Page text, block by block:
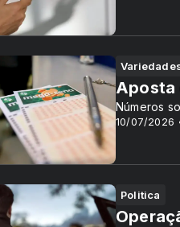
10/07/2026
Aposta
Números
Politica